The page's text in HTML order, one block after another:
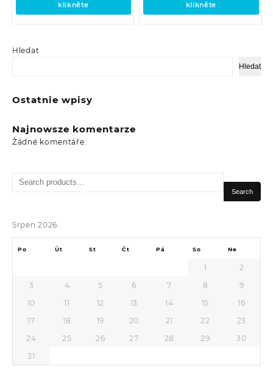
Hledat
Hledat
Ostatnie wpisy
Najnowsze komentarze
Žádné komentáře.
klikněte klikněte
Search
Search
Srpen 2026
Po Út St Čt Pá So Ne
1
2
3
4 5 6 7 8
9
10
11 12 13 14 15
16
17
18 19 20 21 22
23
24
25 26 27 28 29
30
31